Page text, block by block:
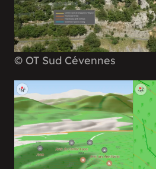
© OT Sud Cévennes